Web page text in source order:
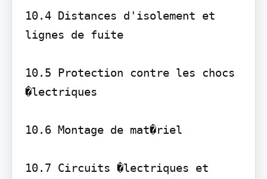
10.4 Distances d'isolement et
lignes de fuite
10.5 Protection contre les chocs
�lectriques
10.6 Montage de mat�riel
10.7 Circuits �lectriques et